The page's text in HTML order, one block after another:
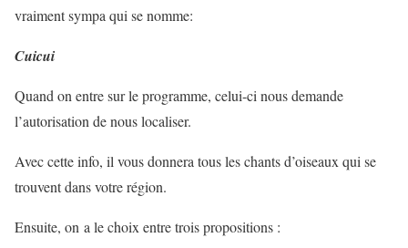
vraiment sympa qui se nomme:
Cuicui
Quand on entre sur le programme, celui-ci nous demande
l’autorisation de nous localiser.
Avec cette info, il vous donnera tous les chants d’oiseaux qui se
trouvent dans votre région.
Ensuite, on a le choix entre trois propositions :